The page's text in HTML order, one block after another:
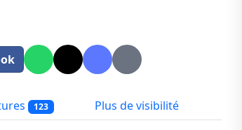
123 Plus de visibilité